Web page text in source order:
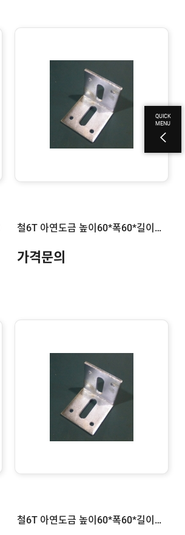
QUICK
MENU
철6T 아연도금 높이60*폭60*길이200
가격문의
철6T 아연도금 높이60*폭60*길이100